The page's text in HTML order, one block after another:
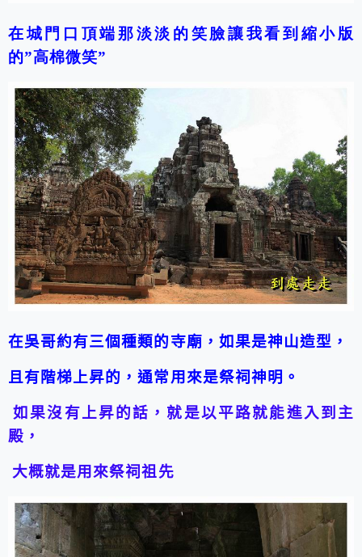
在城門口頂端那淡淡的笑臉讓我看到縮小版
的”高棉微笑”
在吳哥約有三個種類的寺廟，如果是神山造型，
且有階梯上昇的，通常用來是祭祠神明。
如果沒有上昇的話，就是以平路就能進入到主
殿，
大概就是用來祭祠祖先